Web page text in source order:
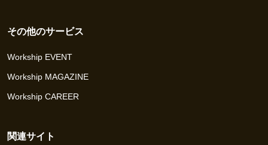
その他のサービス
Workship EVENT
Workship MAGAZINE
Workship CAREER
関連サイト